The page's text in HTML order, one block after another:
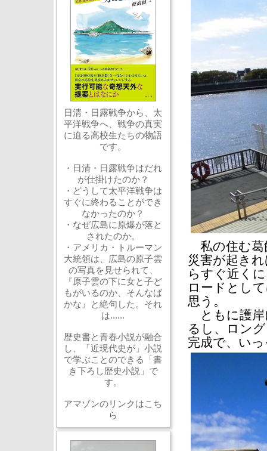
私の住む葛
災害が起き
らすぐ近く
ロードとし
思う。
ともに護岸
るし、ロン
完成で、い
日清・日露戦争から、太
平洋戦争へ、戦争の真実
に迫る高校生たちの物語
です。
・日清・日露戦争はだれ
が仕掛けたのか？
・どうして太平洋戦争は
すぐに終わることができ
なかったのか？
・なぜ広島に原爆が落と
されたのか。
・アメリカ・トルーマン
大統領は、広島の原子雲
の写真を見せられて、
『原子雲の下に女と子ど
もがいるのか、そんなば
かな』と絶句した。それ
は......
歴史書と青春小説が融合
し、「近現代史が」小説
で学ぶことのできる「書
き下ろし歴史小説」で
す。
アマゾンのリンクはこち
ら